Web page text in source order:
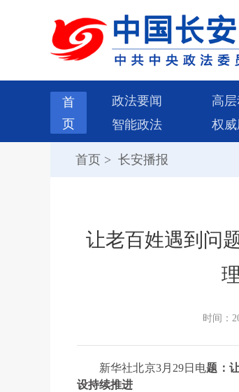
首
页
政法要闻 高
智能政法
权
首页 > 长安播报
让老百姓遇到问
时间：
新华社北京3月29日电题：
设持续推进